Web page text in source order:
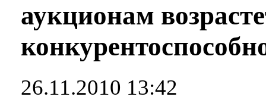
аукционам
26.11.2010 13:42